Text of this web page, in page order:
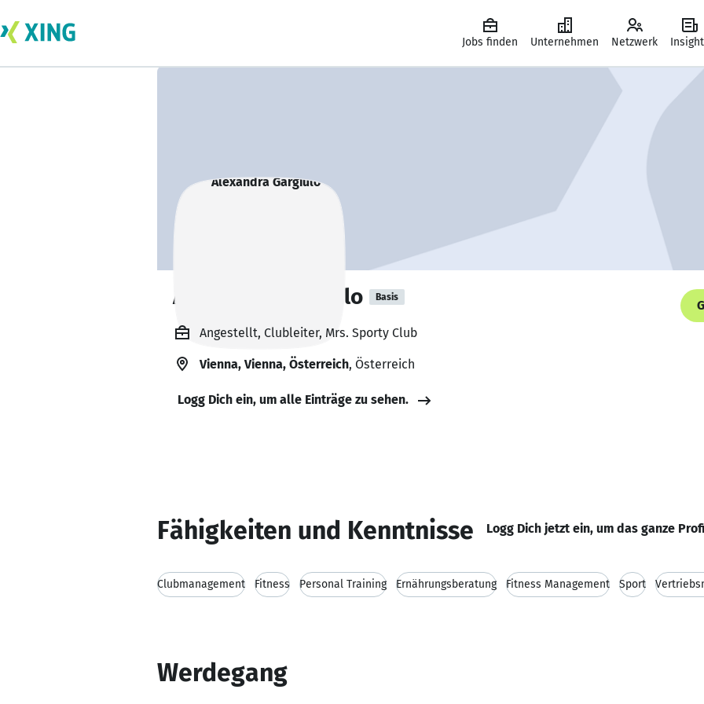
Jobs finden Unternehmen Netzwerk
Alexandra Gargiulo Basis
Angestellt, Clubleiter, Mrs. Sporty Club
Vienna, Vienna, Österreich, Österreich
Logg Dich ein, um alle Einträge zu sehen.
Fähigkeiten und Kenntnisse Logg Dich jetzt ein, um das ganze
Clubmanagement Fitness Personal Training Ernährungsberatung Fitness Management Sport
Werdegang